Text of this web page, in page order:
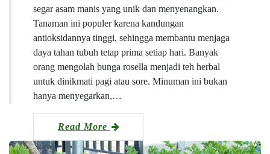
segar asam manis yang unik dan menyenangkan.
Tanaman ini populer karena kandungan
antioksidannya tinggi, sehingga membantu menjaga
daya tahan tubuh tetap prima setiap hari. Banyak
orang mengolah bunga rosella menjadi teh herbal
untuk dinikmati pagi atau sore. Minuman ini bukan
hanya menyegarkan,…
Read More